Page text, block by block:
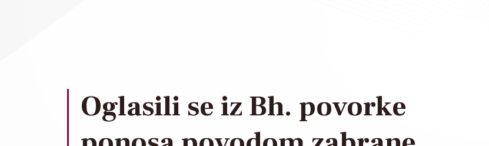
Oglasili se iz Bh. povorke